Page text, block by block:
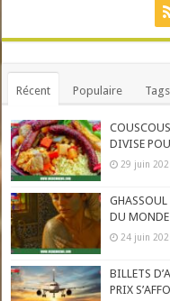
Récent Populaire Tags
DIVISE
29 juin
DU MONDE
24 juin
BILLETS
PRIX